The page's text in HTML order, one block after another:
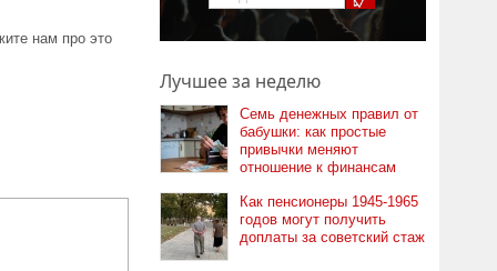
России,
среди всех
живущим и
нам про это
Лучшее за неделю
Семь денежных правил от
бабушки: как простые
привычки меняют
отношение к финансам
Как пенсионеры 1945-1965
годов могут получить
доплаты за советский стаж